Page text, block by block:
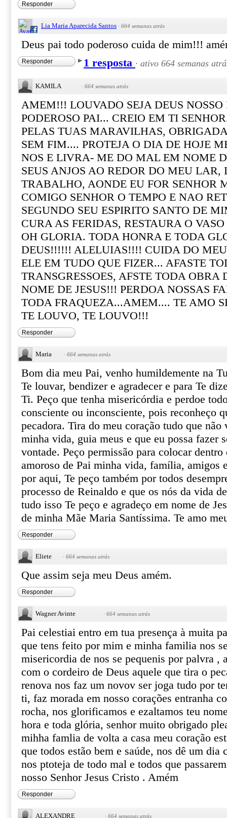
Responder
Lia Maria Aparecida Santos · 664 semanas atrás
Deus pai todo poderoso cuida de mim!!!
Responder 1 resposta · ativo 664 semanas
KAMILA · 664 semanas atrás
AMEM!!! LOUVADO SEJA DEUS NOSSO
PODEROSO PAI... CREIO EM TI
PELAS TUAS MARAVILHAS,
SEM FIM.... PROTEJA O DIA DE HOJE
NOS E LIVRA- ME DO MAL EM NOME
SEUS ANJOS AO REDOR DO MEU LAR,
TRABALHO, AONDE EU FOR SENHOR
COMIGO SENHOR O TEMPO E NAO
SEGUNDO SEU ESPIRITO SANTO DE
CURA AS FERIDAS, RESTAURA O
OH GLORIA. TODA HONRA E TODA
DEUS!!!!!! ALELUIAS!!!! CUIDA DO
ELE EM TUDO QUE FIZER... AFASTE
TRANSGRESSOES, AFSTE TODA
NOME DE JESUS!!! PERDOA NOSSAS
TODA FRAQUEZA...AMEM.... TE AMO
TE LOUVO, TE LOUVO!!!
Responder
Maria · 664 semanas atrás
Bom dia meu Pai, venho humildemente na
Te louvar, bendizer e agradecer e para Te
Ti. Peço que tenha misericórdia e perdoe
consciente ou inconsciente, pois reconheço
pecadora. Tira do meu coração tudo que
minha vida, guia meus e que eu possa fazer
vontade. Peço permissão para colocar dentro
amoroso de Pai minha vida, família, amigos
por aqui, Te peço também por todos
processo de Reinaldo e que os nós da vida
tudo isso Te peço e agradeço em nome de
de minha Mãe Maria Santíssima. Te amo
Responder
Eliete · 664 semanas atrás
Que assim seja meu Deus amém.
Responder
Wagner Avinte · 664 semanas atrás
Pai celestiai entro em tua presença à muita
que tens feito por mim e minha familia nos
misericordia de nos se pequenis por palvra ,
com o cordeiro de Deus aquele que tira o
renova nos faz um novov ser joga tudo por
ti, faz morada em nosso corações entranha
rocha, nos glorificamos e ezaltamos teu
hora e toda glória, senhor muito obrigado
mihha famlia de volta a casa meu coração
que todos estão bem e saúde, nos dê um dia
nos ptoteja de todo mal e todos que
nosso Senhor Jesus Cristo . Amém
Responder
ALEXANDRE · 664 semanas atrás